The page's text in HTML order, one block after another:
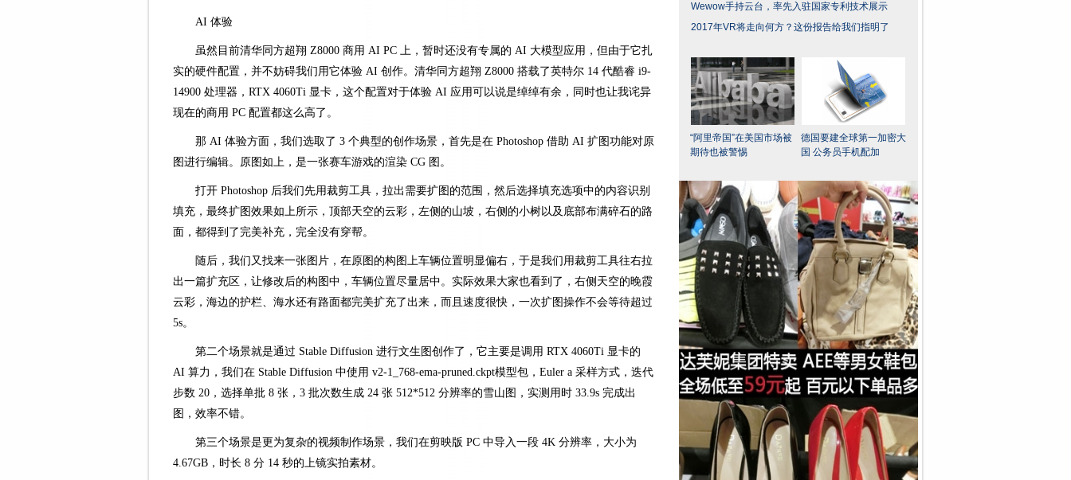
AI 体验
虽然目前清华同方超翔 Z8000 商用 AI PC 上，暂时还没有专属的 AI 大模型应用，但由于它扎
实的硬件配置，并不妨碍我们用它体验 AI 创作。清华同方超翔 Z8000 搭载了英特尔 14 代酷睿 i9-
14900 处理器，RTX 4060Ti 显卡，这个配置对于体验 AI 应用可以说是绰绰有余，同时也让我诧异
现在的商用 PC 配置都这么高了。
那 AI 体验方面，我们选取了 3 个典型的创作场景，首先是在 Photoshop 借助 AI 扩图功能对原
图进行编辑。原图如上，是一张赛车游戏的渲染 CG 图。
打开 Photoshop 后我们先用裁剪工具，拉出需要扩图的范围，然后选择填充选项中的内容识别
填充，最终扩图效果如上所示，顶部天空的云彩，左侧的山坡，右侧的小树以及底部布满碎石的路
面，都得到了完美补充，完全没有穿帮。
随后，我们又找来一张图片，在原图的构图上车辆位置明显偏右，于是我们用裁剪工具往右拉
出一篇扩充区，让修改后的构图中，车辆位置尽量居中。实际效果大家也看到了，右侧天空的晚霞
云彩，海边的护栏、海水还有路面都完美扩充了出来，而且速度很快，一次扩图操作不会等待超过
5s。
第二个场景就是通过 Stable Diffusion 进行文生图创作了，它主要是调用 RTX 4060Ti 显卡的
AI 算力，我们在 Stable Diffusion 中使用 v2-1_768-ema-pruned.ckpt模型包，Euler a 采样方式，迭代
步数 20，选择单批 8 张，3 批次数生成 24 张 512*512 分辨率的雪山图，实测用时 33.9s 完成出
图，效率不错。
第三个场景是更为复杂的视频制作场景，我们在剪映版 PC 中导入一段 4K 分辨率，大小为
4.67GB，时长 8 分 14 秒的上镜实拍素材。
Wewow手持云台，率先入驻国家专利技术展示
2017年VR将走向何方？这份报告给我们指明了
“阿里帝国”在美国市场被
期待也被警惕
德国要建全球第一加密大
国 公务员手机配加